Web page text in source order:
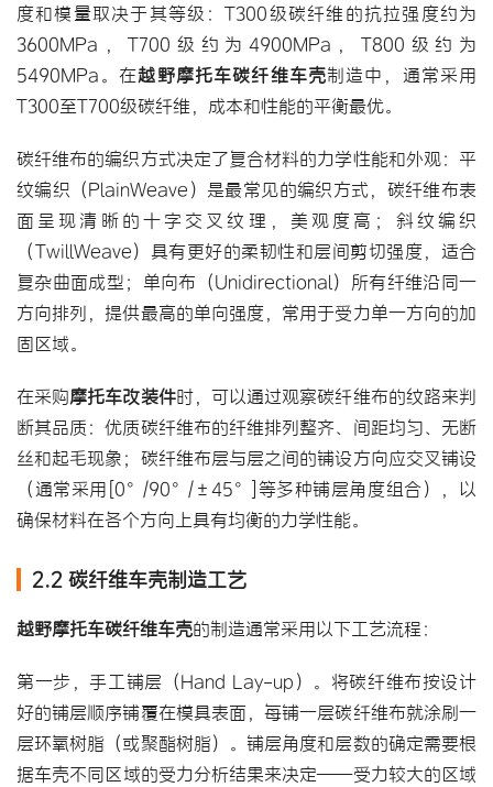
度和模量取决于其等级：T300级碳纤维的抗拉强度约为
3600MPa，T700级约为4900MPa，T800级约为
5490MPa。在越野摩托车碳纤维车壳制造中，通常采用
T300至T700级碳纤维，成本和性能的平衡最优。
碳纤维布的编织方式决定了复合材料的力学性能和外观：平
纹编织（PlainWeave）是最常见的编织方式，碳纤维布表
面呈现清晰的十字交叉纹理，美观度高；斜纹编织
（TwillWeave）具有更好的柔韧性和层间剪切强度，适合
复杂曲面成型；单向布（Unidirectional）所有纤维沿同一
方向排列，提供最高的单向强度，常用于受力单一方向的加
固区域。
在采购摩托车改装件时，可以通过观察碳纤维布的纹路来判
断其品质：优质碳纤维布的纤维排列整齐、间距均匀、无断
丝和起毛现象；碳纤维布层与层之间的铺设方向应交叉铺设
（通常采用[0°/90°/±45°]等多种铺层角度组合），以
确保材料在各个方向上具有均衡的力学性能。
2.2 碳纤维车壳制造工艺
越野摩托车碳纤维车壳的制造通常采用以下工艺流程：
第一步，手工铺层（Hand Lay-up）。将碳纤维布按设计
好的铺层顺序铺覆在模具表面，每铺一层碳纤维布就涂刷一
层环氧树脂（或聚酯树脂）。铺层角度和层数的确定需要根
据车壳不同区域的受力分析结果来决定——受力较大的区域